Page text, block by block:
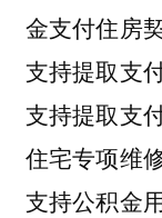
金支付住房
支持提取支
支持提取支
住宅专项维
支持公积金